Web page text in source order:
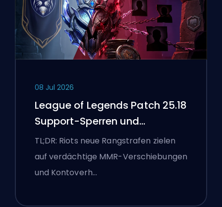
08 Jul 2026
League of Legends Patch 25.18
Support-Sperren und
Boosting-Flaggen
TL;DR: Riots neue Rangstrafen zielen
auf verdächtige MMR-Verschiebungen
und Kontoverh…